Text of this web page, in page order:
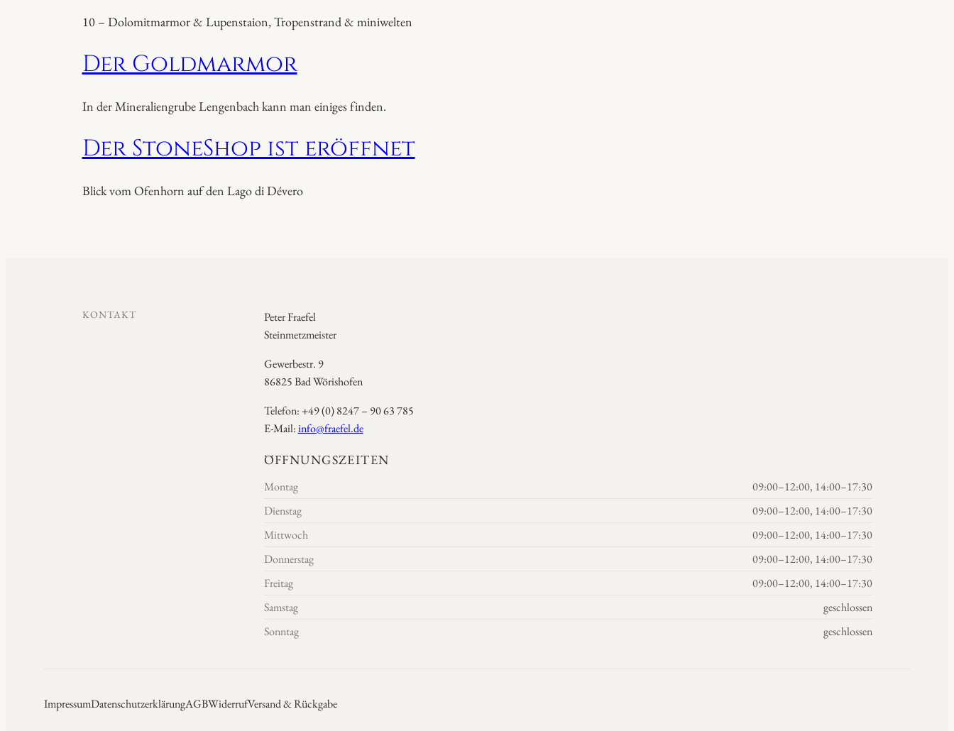
10 – Dolomitmarmor & Lupenstaion, Tropenstrand & miniwelten
Der Goldmarmor
In der Mineraliengrube Lengenbach kann man einiges finden.
Der StoneShop ist eröffnet
Blick vom Ofenhorn auf den Lago di Dévero
KONTAKT
Peter Fraefel
Steinmetzmeister
Gewerbestr. 9
86825 Bad Wörishofen
Telefon: +49 (0) 8247 – 90 63 785
E-Mail:info@fraefel.de
ÖFFNUNGSZEITEN
Montag
09:00–12:00, 14:00–17:30
Dienstag
09:00–12:00, 14:00–17:30
Mittwoch
09:00–12:00, 14:00–17:30
Donnerstag
09:00–12:00, 14:00–17:30
Freitag
09:00–12:00, 14:00–17:30
Samstag
geschlossen
Sonntag
geschlossen
ImpressumDatenschutzerklärungAGBWiderrufVersand & Rückgabe